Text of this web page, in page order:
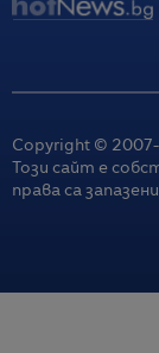
Copyright © 2007-
Този сайт е
права са